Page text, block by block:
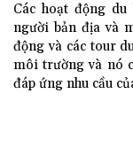
Các hoạt động
người bản địa và
động và các tour
môi trường và nó
đáp ứng nhu cầu